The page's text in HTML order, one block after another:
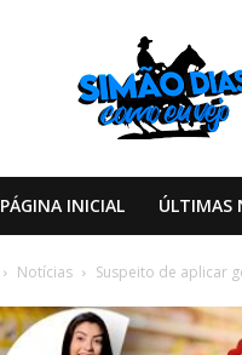
PÁGINA INICIAL ÚLTIMAS
Notícias Suspeito de aplicar